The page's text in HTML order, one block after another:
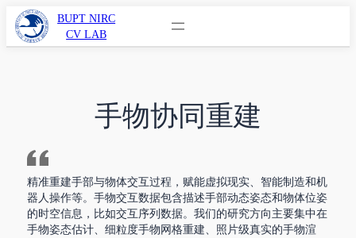
Skip
to
BUPT NIRC
CV LAB
手物协同重建
精准重建手部与物体交互过程，赋能虚拟现实、智能制造和机
器人操作等。手物交互数据包含描述手部动态姿态和物体位姿
的时空信息，比如交互序列数据。我们的研究方向主要集中在
手物姿态估计、细粒度手物网格重建、照片级真实的手物渲